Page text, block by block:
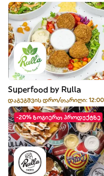
Superfood by Rulla
დაგეგმვის დრო/თარიღი: 12:00
-20% ზოგიერთ პროდუქტზე